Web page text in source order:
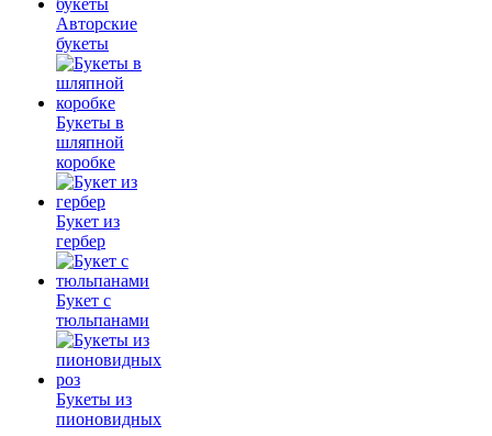
Авторские
букеты
Букеты в
шляпной
коробке
Букет из
гербер
Букет с
тюльпанами
Букеты из
пионовидных